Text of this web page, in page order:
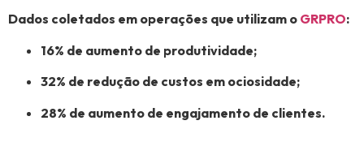
Dados coletados em operações que utilizam o GRPRO:
16% de aumento de produtividade;
32% de redução de custos em ociosidade;
28% de aumento de engajamento de clientes.